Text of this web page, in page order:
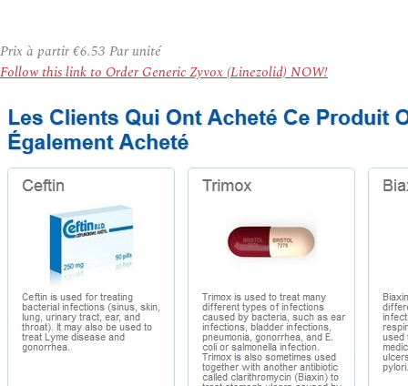
Prix à partir€6.53 Par unité
Follow this link to Order Generic Zyvox (Linezolid) NOW!